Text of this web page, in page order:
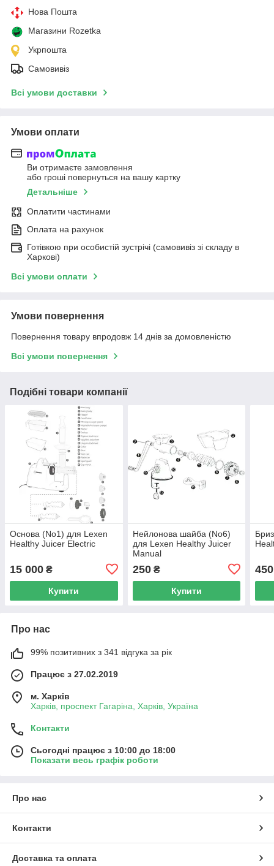
Нова Пошта
Магазини Rozetka
Укрпошта
Самовивіз
Всі умови доставки
Умови оплати
Ви отримаєте замовлення
або гроші повернуться на вашу картку
Детальніше
Оплатити частинами
Оплата на рахунок
Готівкою при особистій зустрічі (самовивіз зі складу в
Харкові)
Всі умови оплати
Умови повернення
Повернення товару впродовж 14 днів за домовленістю
Всі умови повернення
Подібні товари компанії
Основа (No1) для Lexen
Healthy Juicer Electric
15 000 ₴
Купити
Нейлонова шайба (No6)
для Lexen Healthy Juicer
Manual
250₴
Купити
450
Про нас
99% позитивних з 341 відгука за рік
Працює з 27.02.2019
м. Харків
Харків, проспект Гагаріна, Харків, Україна
Контакти
Сьогодні працює з 10:00 до 18:00
Показати весь графік роботи
Про нас
Контакти
Доставка та оплата